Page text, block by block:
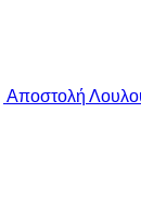
Αποστολή